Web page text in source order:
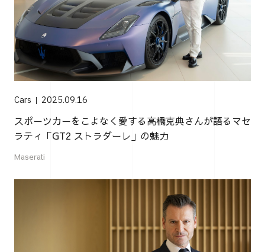
Cars 2025.09.16
スポーツカーをこよなく愛する高橋克典さんが語るマセ
ラティ「GT2 ストラダーレ」の魅力
Maserati